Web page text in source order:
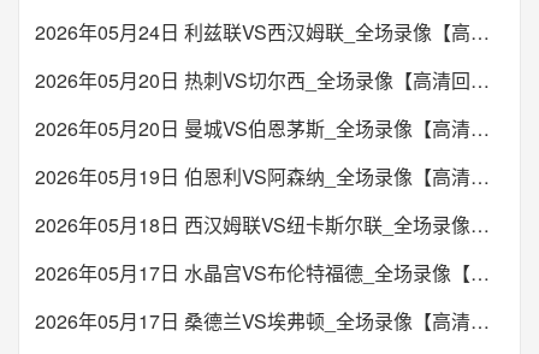
2026年05月24日 利兹联VS西汉姆联_全场录像【高清回放】
2026年05月20日 热刺VS切尔西_全场录像【高清回放】
2026年05月20日 曼城VS伯恩茅斯_全场录像【高清回放】
2026年05月19日 伯恩利VS阿森纳_全场录像【高清回放】
2026年05月18日 西汉姆联VS纽卡斯尔联_全场录像【高清回放】
2026年05月17日 水晶宫VS布伦特福德_全场录像【高清回放】
2026年05月17日 桑德兰VS埃弗顿_全场录像【高清回放】